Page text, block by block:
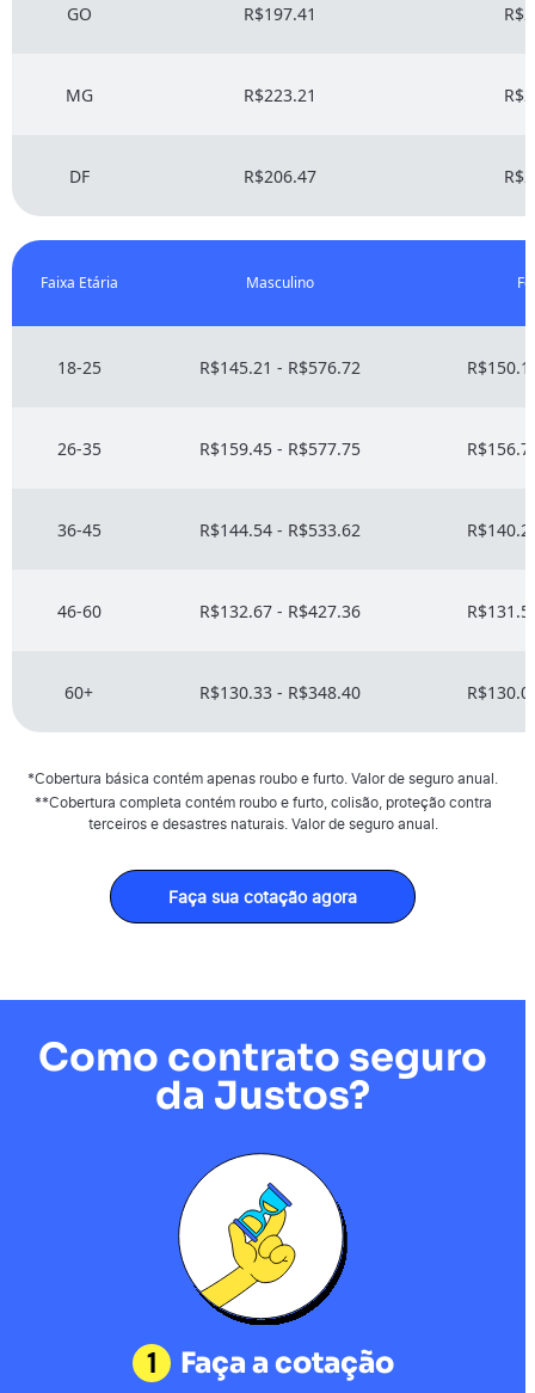
GO R$197.41
MG R$223.21
DF R$206.47
Faixa Etária Masculino
18-25 R$145.21 - R$576.72
26-35 R$159.45 - R$577.75
36-45 R$144.54 - R$533.62
46-60 R$132.67 - R$427.36
60+ R$130.33 - R$348.40
*Cobertura básica contém apenas roubo e furto. Valor de seguro anual.
**Cobertura completa contém roubo e furto, colisão, proteção contra
terceiros e desastres naturais. Valor de seguro anual.
Faça sua cotação agora
Como contrato seguro
da Justos?
1 Faça a cotação